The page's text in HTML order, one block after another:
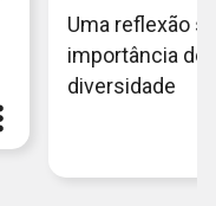
Uma reflexão
importância do
diversidade